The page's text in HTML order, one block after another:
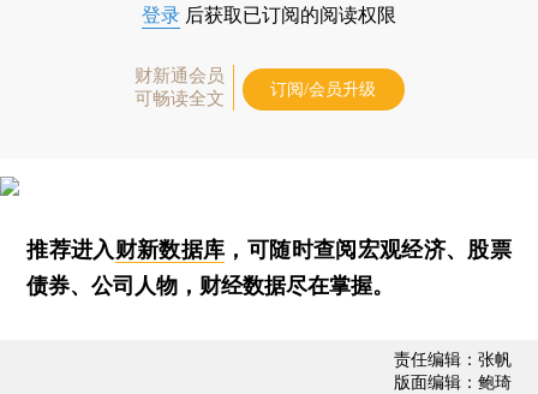
登录 后获取已订阅的阅读权限
财新通会员
可畅读全文
订阅/会员升级
推荐进入财新数据库 ，可随时查阅宏观经济、股票
债券、公司人物，财经数据尽在掌握。
责任编辑：张帆
版面编辑：鲍琦